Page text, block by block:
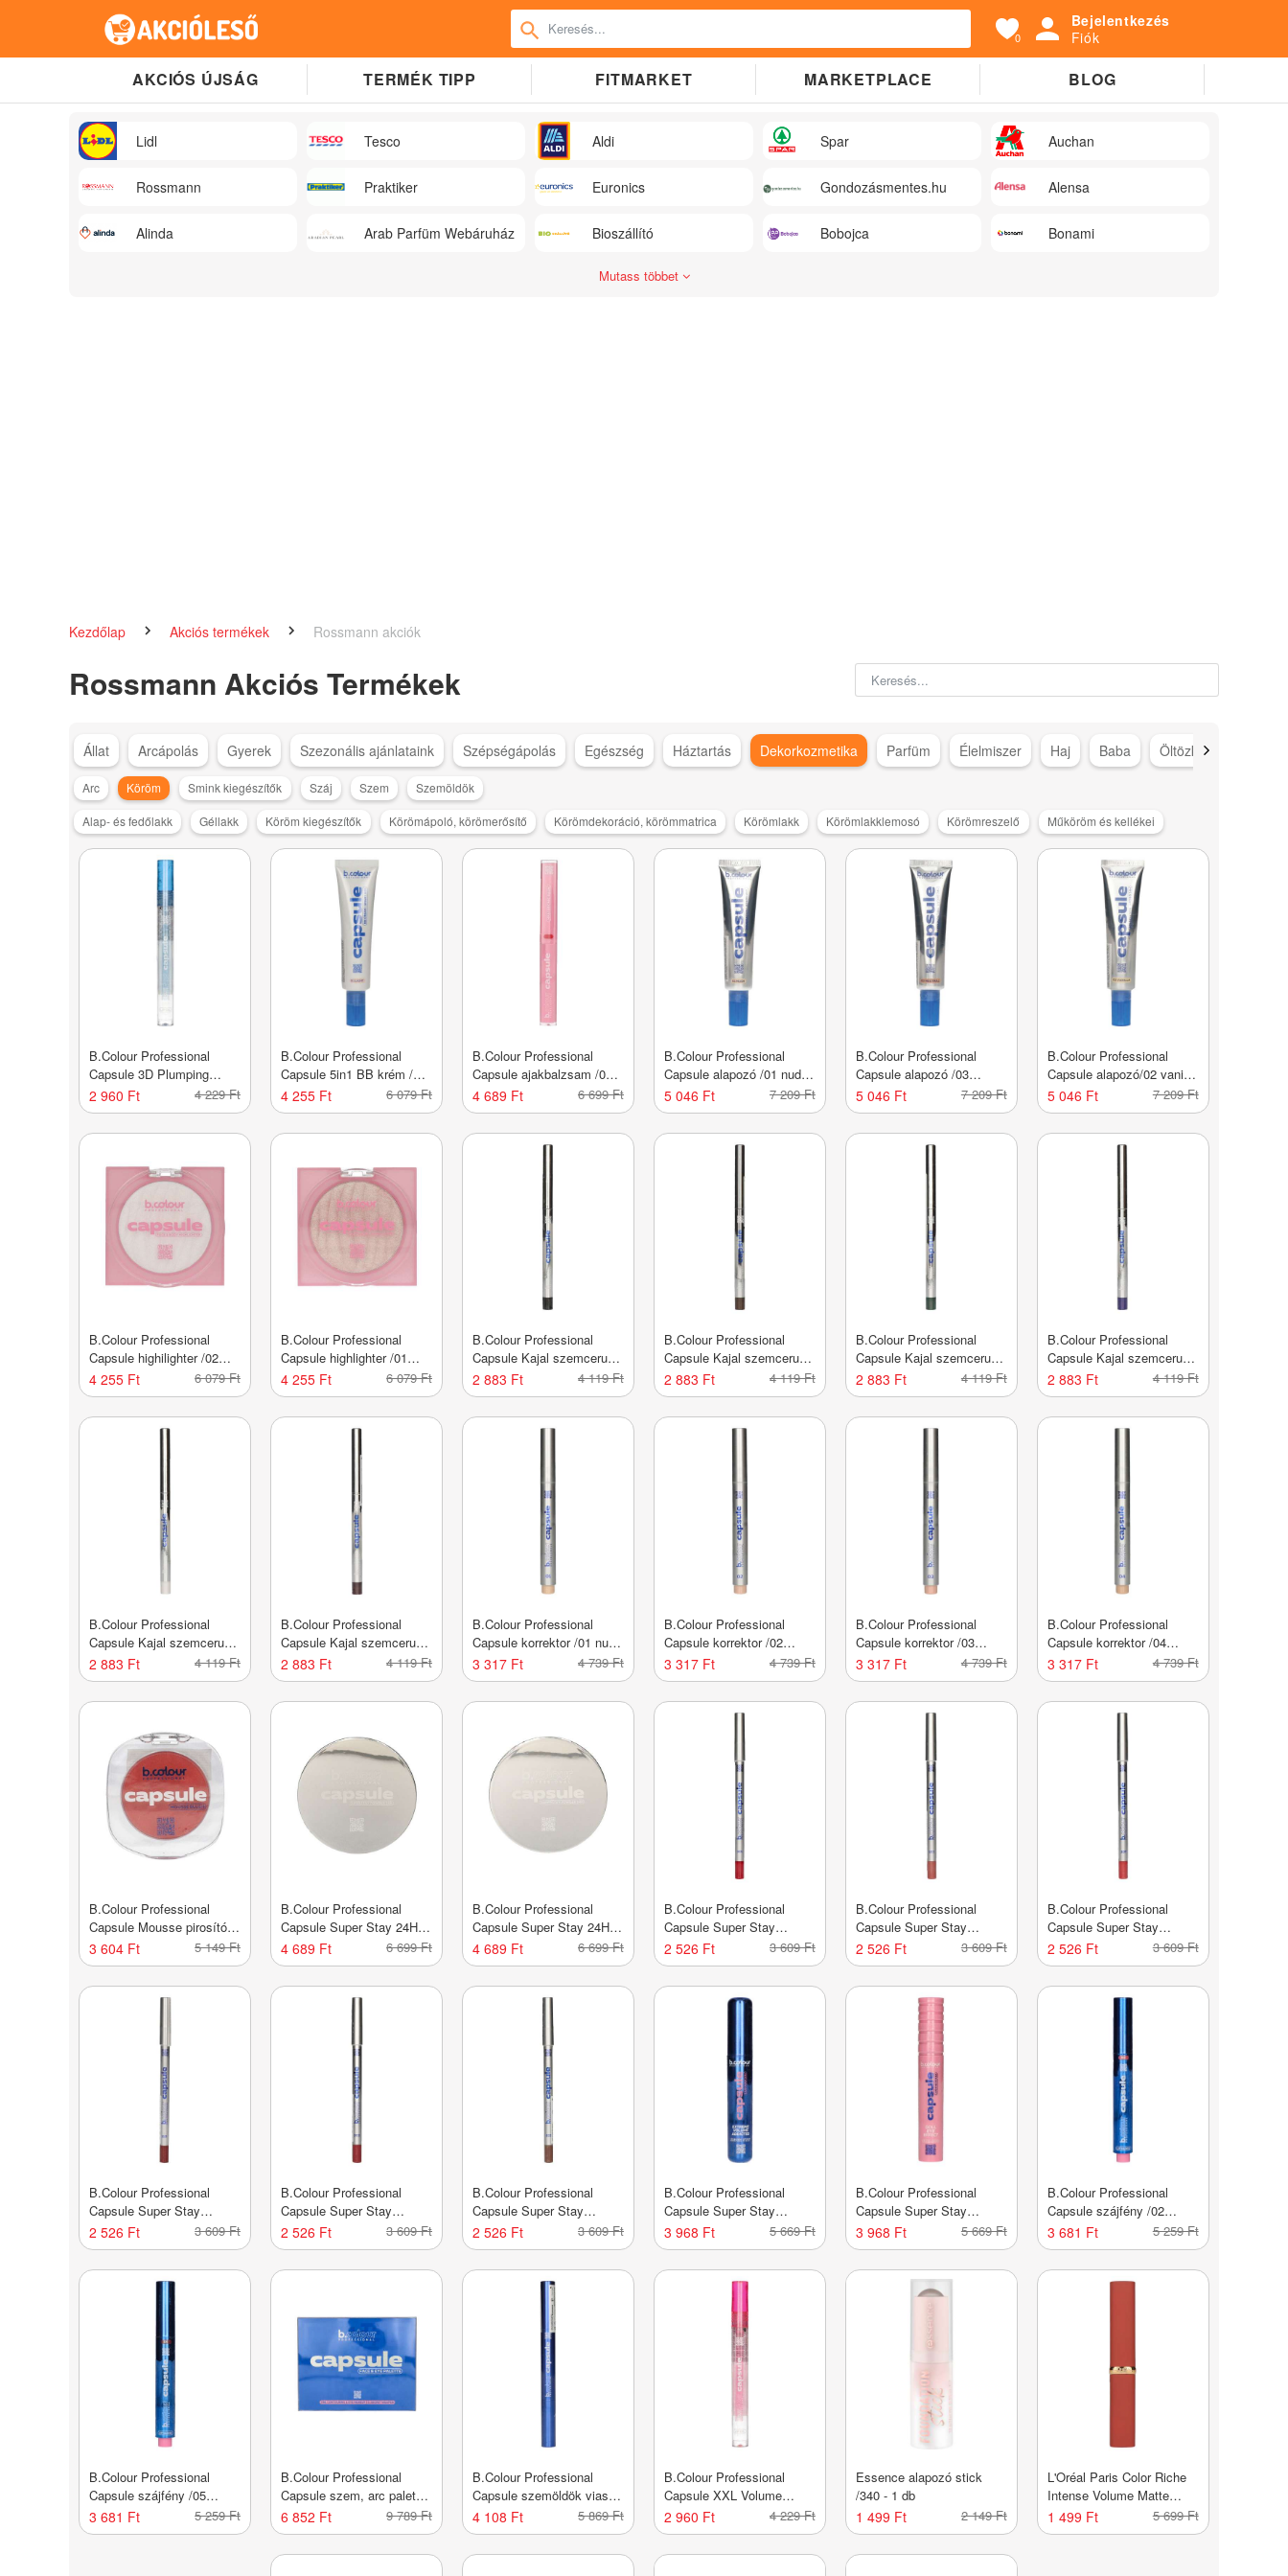
0
Bejelentkezés
Fiók
AKCIÓS ÚJSÁG TERMÉK TIPP FITMARKET MARKETPLACE BLOG
Lidl Tesco Aldi Spar Auchan
Rossmann Praktiker Euronics Gondozásmentes.hu Alensa
Alinda Arab Parfüm Webáruház Bioszállító Bobojca Bonami
Mutass többet
Kezdőlap Akciós termékek Rossmann akciók
Rossmann Akciós Termékek
Állat Arcápolás Gyerek Szezonális ajánlataink Szépségápolás Egészség Háztartás Dekorkozmetika Parfüm Élelmiszer Haj Baba Öltözködés
Arc Köröm Smink kiegészítők Száj Szem Szemöldök
Alap- és fedőlakk Géllakk Köröm kiegészítők Körömápoló, körömerősítő Körömdekoráció, körömmatrica Körömlakk Körömlakklemosó Körömreszelő Műköröm és kellékei
B.Colour Professional
Capsule 3D Plumping
ajakolaj - 1 db
2 960 Ft 4 229 Ft
B.Colour Professional
Capsule 5in1 BB krém /01
light - 1 db
4 255 Ft 6 079 Ft
B.Colour Professional
Capsule ajakbalzsam /01 -
1 db
4 689 Ft 6 699 Ft
B.Colour Professional
Capsule alapozó /01 nude
- 1 db
5 046 Ft 7 209 Ft
B.Colour Professional
Capsule alapozó /03
neutral - 1 db
5 046 Ft 7 209 Ft
B.Colour Professional
Capsule alapozó/02 vanilla
- 1 db
5 046 Ft 7 209 Ft
B.Colour Professional
Capsule highilighter /02
milky - 1 db
4 255 Ft 6 079 Ft
B.Colour Professional
Capsule highlighter /01
infinity - 1 db
4 255 Ft 6 079 Ft
B.Colour Professional
Capsule Kajal szemceruza
/01 black - 1 db
2 883 Ft 4 119 Ft
B.Colour Professional
Capsule Kajal szemceruza
/02 brown - 1 db
2 883 Ft 4 119 Ft
B.Colour Professional
Capsule Kajal szemceruza
/03 jade green - 1 db
2 883 Ft 4 119 Ft
B.Colour Professional
Capsule Kajal szemceruza
/04 maya blue - 1 db
2 883 Ft 4 119 Ft
B.Colour Professional
Capsule Kajal szemceruza
/06 pearl white - 1 db
2 883 Ft 4 119 Ft
B.Colour Professional
Capsule Kajal szemceruza
/07 naughty plum - 1 db
2 883 Ft 4 119 Ft
B.Colour Professional
Capsule korrektor /01 nude
- 1 db
3 317 Ft 4 739 Ft
B.Colour Professional
Capsule korrektor /02
vanilla - 1 db
3 317 Ft 4 739 Ft
B.Colour Professional
Capsule korrektor /03
neutral - 1 db
3 317 Ft 4 739 Ft
B.Colour Professional
Capsule korrektor /04
honey - 1 db
3 317 Ft 4 739 Ft
B.Colour Professional
Capsule Mousse pirosító
/02 just peachy - 1 db
3 604 Ft 5 149 Ft
B.Colour Professional
Capsule Super Stay 24H
púder /02 - 1 db
4 689 Ft 6 699 Ft
B.Colour Professional
Capsule Super Stay 24H
púder /03 - 1 db
4 689 Ft 6 699 Ft
B.Colour Professional
Capsule Super Stay
ajakceruza /101 - 1 db
2 526 Ft 3 609 Ft
B.Colour Professional
Capsule Super Stay
ajakceruza /103 - 1 db
2 526 Ft 3 609 Ft
B.Colour Professional
Capsule Super Stay
ajakceruza /107 - 1 db
2 526 Ft 3 609 Ft
B.Colour Professional
Capsule Super Stay
ajakceruza /110 - 1db
2 526 Ft 3 609 Ft
B.Colour Professional
Capsule Super Stay
ajakceruza /203 - 1 db
2 526 Ft 3 609 Ft
B.Colour Professional
Capsule Super Stay
ajakceruza /615 - 1 db
2 526 Ft 3 609 Ft
B.Colour Professional
Capsule Super Stay
szempillaspirál /04 - 1 db
3 968 Ft 5 669 Ft
B.Colour Professional
Capsule Super Stay
szempillaspirál /05 - 1 db
3 968 Ft 5 669 Ft
B.Colour Professional
Capsule szájfény /02
dream - 1 db
3 681 Ft 5 259 Ft
B.Colour Professional
Capsule szájfény /05
space - 1 db
3 681 Ft 5 259 Ft
B.Colour Professional
Capsule szem, arc paletta
/01 - 1 db
6 852 Ft 9 789 Ft
B.Colour Professional
Capsule szemöldök viasz -
1 db
4 108 Ft 5 869 Ft
B.Colour Professional
Capsule XXL Volume
ajakolaj /That's hot! - 1 db
2 960 Ft 4 229 Ft
Essence alapozó stick
/340 - 1 db
1 499 Ft 2 149 Ft
L'Oréal Paris Color Riche
Intense Volume Matte
Colors of Worth ajakrúzs
/600 - 1 db
1 499 Ft 5 699 Ft